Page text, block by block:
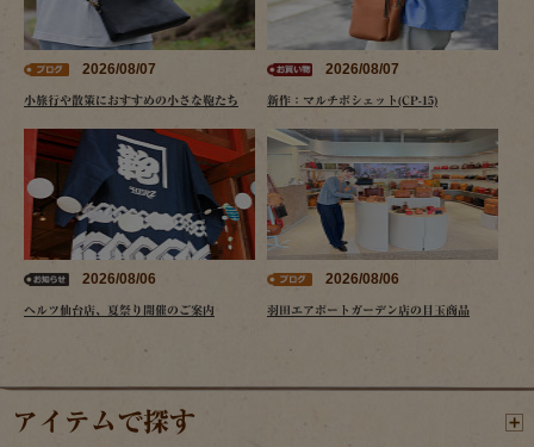
2026/08/07
小旅行や散策におすすめの小さな鞄たち
2026/08/07
新作：マルチポシェット(CP-15)
2026/08/06
ヘルツ仙台店、夏祭り開催のご案内
2026/08/06
羽田エアポートガーデン店の目玉商品
アイテムで探す